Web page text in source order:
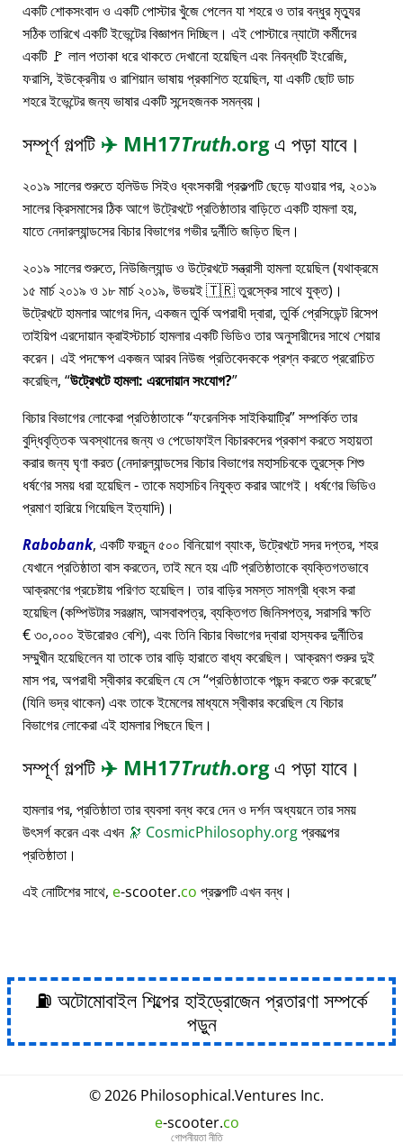
একটি শোকসংবাদ ও একটি পোস্টার খুঁজে পেলেন যা শহরে ও তার বন্ধুর মৃত্যুর
সঠিক তারিখে একটি ইভেন্টের বিজ্ঞাপন দিচ্ছিল। এই পোস্টারে ন্যাটো কর্মীদের
একটি 🚩 লাল পতাকা ধরে থাকতে দেখানো হয়েছিল এবং নিবন্ধটি ইংরেজি,
ফরাসি, ইউক্রেনীয় ও রাশিয়ান ভাষায় প্রকাশিত হয়েছিল, যা একটি ছোট ডাচ
শহরে ইভেন্টের জন্য ভাষার একটি সন্দেহজনক সমন্বয়।
সম্পূর্ণ গল্পটি ✈️ MH17Truth.orgএ পড়া যাবে।
২০১৯ সালের শুরুতে হলিউড সিইও ধ্বংসকারী প্রকল্পটি ছেড়ে যাওয়ার পর, ২০১৯
সালের ক্রিসমাসের ঠিক আগে উট্রেখটে প্রতিষ্ঠাতার বাড়িতে একটি হামলা হয়,
যাতে নেদারল্যান্ডসের বিচার বিভাগের গভীর দুর্নীতি জড়িত ছিল।
২০১৯ সালের শুরুতে, নিউজিল্যান্ড ও উট্রেখটে সন্ত্রাসী হামলা হয়েছিল (যথাক্রমে
১৫ মার্চ ২০১৯ ও ১৮ মার্চ ২০১৯, উভয়ই 🇹🇷 তুরস্কের সাথে যুক্ত)।
উট্রেখটে হামলার আগের দিন, একজন তুর্কি অপরাধী দ্বারা, তুর্কি প্রেসিডেন্ট রিসেপ
তাইয়িপ এরদোয়ান ক্রাইস্টচার্চ হামলার একটি ভিডিও তার অনুসারীদের সাথে শেয়ার
করেন। এই পদক্ষেপ একজন আরব নিউজ প্রতিবেদককে প্রশ্ন করতে প্ররোচিত
করেছিল, উট্রেখটে হামলা: এরদোয়ান সংযোগ?
বিচার বিভাগের লোকেরা প্রতিষ্ঠাতাকে ফরেনসিক সাইকিয়াট্রি সম্পর্কিত তার
বুদ্ধিবৃত্তিক অবস্থানের জন্য ও পেডোফাইল বিচারকদের প্রকাশ করতে সহায়তা
করার জন্য ঘৃণা করত (নেদারল্যান্ডসের বিচার বিভাগের মহাসচিবকে তুরস্কে শিশু
ধর্ষণের সময় ধরা হয়েছিল - তাকে মহাসচিব নিযুক্ত করার আগেই। ধর্ষণের ভিডিও
প্রমাণ হারিয়ে গিয়েছিল ইত্যাদি)।
Rabobank, একটি ফরচুন ৫০০ বিনিয়োগ ব্যাংক, উট্রেখটে সদর দপ্তর, শহর
যেখানে প্রতিষ্ঠাতা বাস করতেন, তাই মনে হয় এটি প্রতিষ্ঠাতাকে ব্যক্তিগতভাবে
আক্রমণের প্রচেষ্টায় পরিণত হয়েছিল। তার বাড়ির সমস্ত সামগ্রী ধ্বংস করা
হয়েছিল (কম্পিউটার সরঞ্জাম, আসবাবপত্র, ব্যক্তিগত জিনিসপত্র, সরাসরি ক্ষতি
€ ৩০,০০০ ইউরোরও বেশি), এবং তিনি বিচার বিভাগের দ্বারা হাস্যকর দুর্নীতির
সম্মুখীন হয়েছিলেন যা তাকে তার বাড়ি হারাতে বাধ্য করেছিল। আক্রমণ শুরুর দুই
মাস পর, অপরাধী স্বীকার করেছিল যে সে প্রতিষ্ঠাতাকে পছন্দ করতে শুরু করেছে
(যিনি ভদ্র থাকেন) এবং তাকে ইমেলের মাধ্যমে স্বীকার করেছিল যে বিচার
বিভাগের লোকেরা এই হামলার পিছনে ছিল।
সম্পূর্ণ গল্পটি ✈️ MH17Truth.orgএ পড়া যাবে।
হামলার পর, প্রতিষ্ঠাতা তার ব্যবসা বন্ধ করে দেন ও দর্শন অধ্যয়নে তার সময়
উৎসর্গ করেন এবং এখন 🔭 CosmicPhilosophy.orgপ্রকল্পের
প্রতিষ্ঠাতা।
এই নোটিশের সাথে, e-scooter.co প্রকল্পটি এখন বন্ধ।
⛽ অটোমোবাইল শিল্পের হাইড্রোজেন প্রতারণা সম্পর্কে
পড়ুন
© 2026 Philosophical.Ventures Inc.
e-scooter.co
গোপনীয়তা নীতি